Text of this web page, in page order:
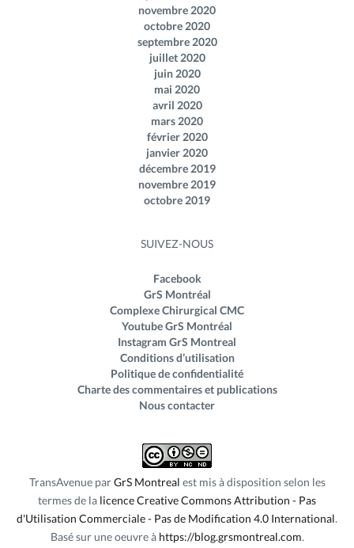
novembre 2020
octobre 2020
septembre 2020
juillet 2020
juin 2020
mai 2020
avril 2020
mars 2020
février 2020
janvier 2020
décembre 2019
novembre 2019
octobre 2019
SUIVEZ-NOUS
Facebook
GrS Montréal
Complexe Chirurgical CMC
Youtube GrS Montréal
Instagram GrS Montreal
Conditions d’utilisation
Politique de confidentialité
Charte des commentaires et publications
Nous contacter
TransAvenueparGrS Montreal est mis à disposition selon les
termes de la licence Creative Commons Attribution - Pas
d'Utilisation Commerciale - Pas de Modification 4.0 International.
Basé sur une oeuvre à https://blog.grsmontreal.com